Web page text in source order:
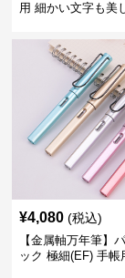
用 細かい文字も美
¥4,080 (税込)
【金属軸万年筆】
ック 極細(EF) 手帳